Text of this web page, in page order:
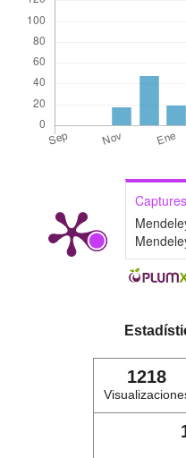
Captures
1218